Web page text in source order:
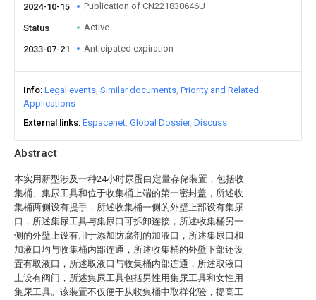
Abstract
本实用新型涉及一种24小时尿蛋白定量存储装置，包括收
集桶、集尿工具和位于收集桶上端的第一密封盖，所述收
集桶两侧设有提手，所述收集桶一侧的外壁上部设有集尿
口，所述集尿工具与集尿口可拆卸连接，所述收集桶另一
侧的外壁上设有用于添加防腐剂的加液口，所述集尿口和
加液口均与收集桶内部连通，所述收集桶的外壁下部还设
置有取液口，所述取液口与收集桶内部连通，所述取液口
上设有阀门，所述集尿工具包括男性用集尿工具和女性用
集尿工具。该装置不仅便于从收集桶中取样化验，提高工
2024-10-15 Publication of CN221830646U
Status Active
2033-07-21 Anticipated expiration
Info Legal events Similar documents Priority and Related
Applications
External links Espacenet Global Dossier Discuss